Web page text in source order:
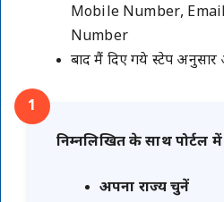
Mobile Number,
Number
बाद मैं दिए गये स्टेप
1
निम्नलिखित के साथ पोर्टल
अपना राज्य चुनें